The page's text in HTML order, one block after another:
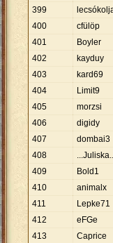
399
400
cfülöp
401
Boyler
402
kayduy
403
kard69
404
Limit9
405
morzsi
406
digidy
407
dombai3
408
409
Bold1
410
animalx
411
Lepke71
412
eFGe
413
Caprice